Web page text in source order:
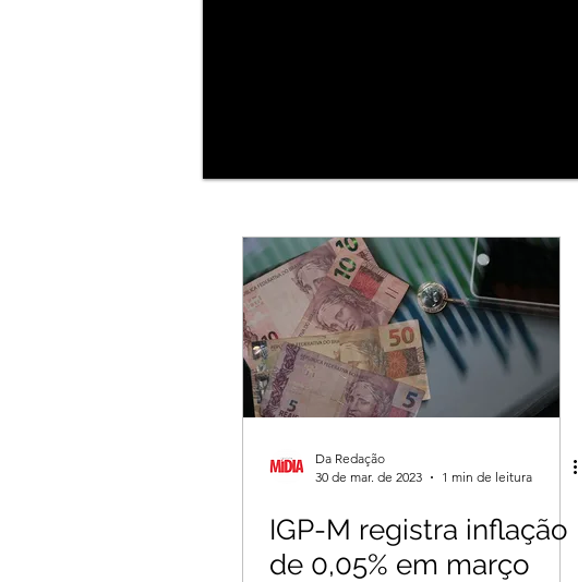
Da Redação
30 de mar. de 2023
1 min de leitura
IGP-M registra inflação
de 0,05% em março